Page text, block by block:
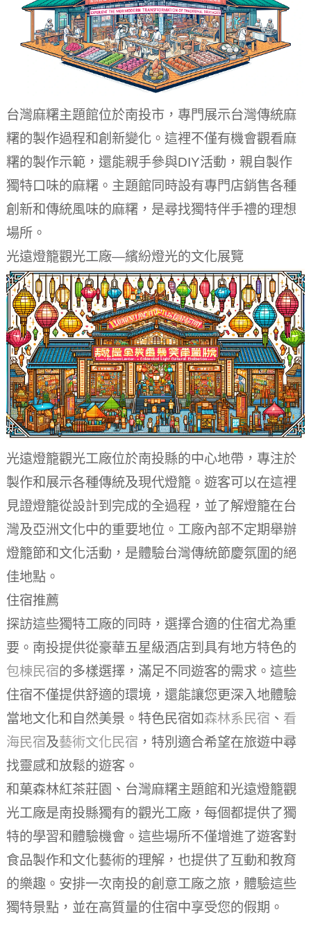
台灣麻糬主題館位於南投市，專門展示台灣傳統麻
糬的製作過程和創新變化。這裡不僅有機會觀看麻
糬的製作示範，還能親手參與DIY活動，親自製作
獨特口味的麻糬。主題館同時設有專門店銷售各種
創新和傳統風味的麻糬，是尋找獨特伴手禮的理想
場所。
光遠燈籠觀光工廠—繽紛燈光的文化展覽
光遠燈籠觀光工廠位於南投縣的中心地帶，專注於
製作和展示各種傳統及現代燈籠。遊客可以在這裡
見證燈籠從設計到完成的全過程，並了解燈籠在台
灣及亞洲文化中的重要地位。工廠內部不定期舉辦
燈籠節和文化活動，是體驗台灣傳統節慶氛圍的絕
佳地點。
住宿推薦
探訪這些獨特工廠的同時，選擇合適的住宿尤為重
要。南投提供從豪華五星級酒店到具有地方特色的
包棟民宿的多樣選擇，滿足不同遊客的需求。這些
住宿不僅提供舒適的環境，還能讓您更深入地體驗
當地文化和自然美景。特色民宿如森林系民宿 、 看
海民宿及藝術文化民宿 ，特別適合希望在旅遊中尋
找靈感和放鬆的遊客。
和菓森林紅茶莊園、台灣麻糬主題館和光遠燈籠觀
光工廠是南投縣獨有的觀光工廠，每個都提供了獨
特的學習和體驗機會。這些場所不僅增進了遊客對
食品製作和文化藝術的理解，也提供了互動和教育
的樂趣。安排一次南投的創意工廠之旅，體驗這些
獨特景點，並在高質量的住宿中享受您的假期。